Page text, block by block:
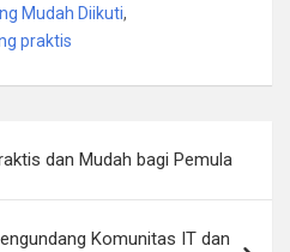
Mudah Diikuti,
praktis
dan Mudah bagi Pemula
Komunitas IT dan